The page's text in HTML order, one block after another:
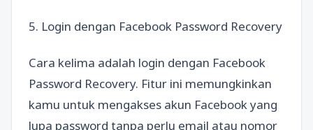
5. Login dengan Facebook Password Recovery
Cara kelima adalah login dengan Facebook
Password Recovery. Fitur ini memungkinkan
kamu untuk mengakses akun Facebook yang
lupa password tanpa perlu email atau nomor